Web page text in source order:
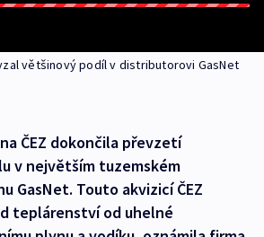
většinový podíl v distributorovi GasNet
ČEZ dokončila převzetí
v největším tuzemském
GasNet. Touto akvizicí ČEZ
teplárenství od uhelné